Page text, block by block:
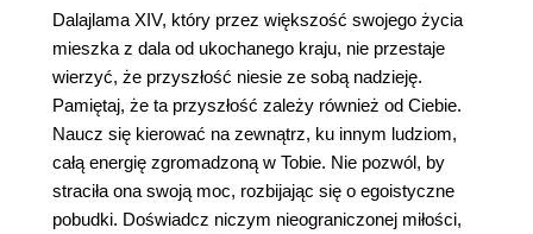
Dalajlama XIV, który przez większość swojego życia
mieszka z dala od ukochanego kraju, nie przestaje
wierzyć, że przyszłość niesie ze sobą nadzieję.
Pamiętaj, że ta przyszłość zależy również od Ciebie.
Naucz się kierować na zewnątrz, ku innym ludziom,
całą energię zgromadzoną w Tobie. Nie pozwól, by
straciła ona swoją moc, rozbijając się o egoistyczne
pobudki. Doświadcz niczym nieograniczonej miłości,